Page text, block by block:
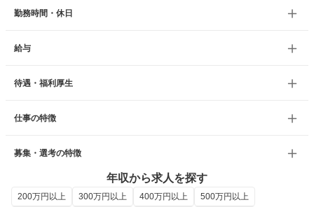
勤務時間・休日
給与
待遇・福利厚生
仕事の特徴
募集・選考の特徴
年収から求人を探す
200万円以上 300万円以上 400万円以上
500万円以上